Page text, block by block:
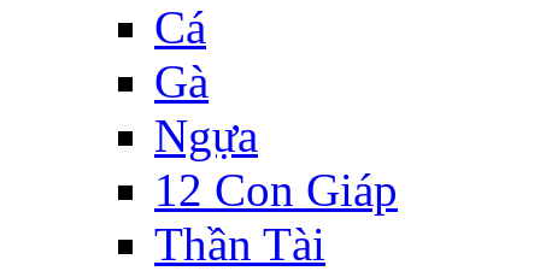
Cá
Gà
Ngựa
12 Con Giáp
Thần Tài